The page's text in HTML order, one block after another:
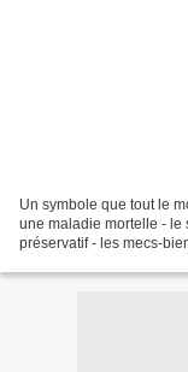
Un symbole que tout le
une maladie mortelle - le
préservatif - les mecs-